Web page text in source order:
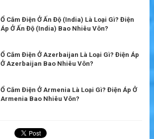
Ổ Cắm Điện Ở Ấn Độ (India) Là Loại Gì? Điện
Áp Ở Ấn Độ (India) Bao Nhiêu Vôn?
Ổ Cắm Điện Ở Azerbaijan Là Loại Gì? Điện Áp
Ở Azerbaijan Bao Nhiêu Vôn?
Ổ Cắm Điện Ở Armenia Là Loại Gì? Điện Áp Ở
Armenia Bao Nhiêu Vôn?